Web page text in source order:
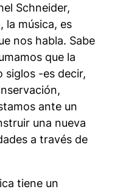
Schneider,
la música, es
nos habla. Sabe
que la
siglos -es decir,
ante un
una nueva
a través de
tiene un